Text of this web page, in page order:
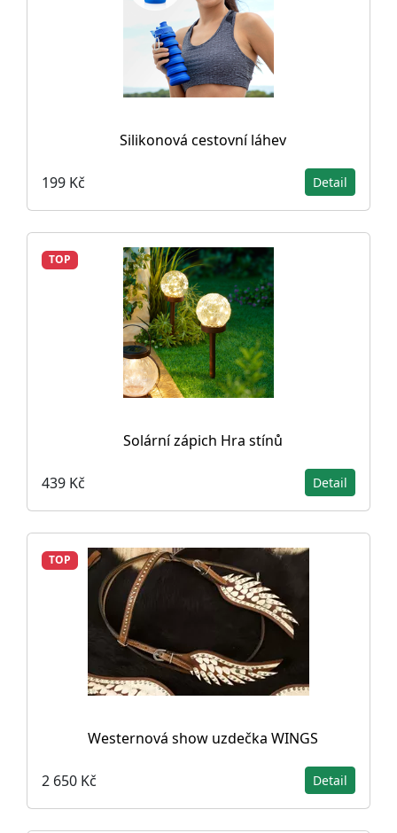
Silikonová cestovní láhev
199 Kč Detail
TOP
Solární zápich Hra stínů
439 Kč Detail
TOP
Westernová show uzdečka WINGS
2 650 Kč Detail